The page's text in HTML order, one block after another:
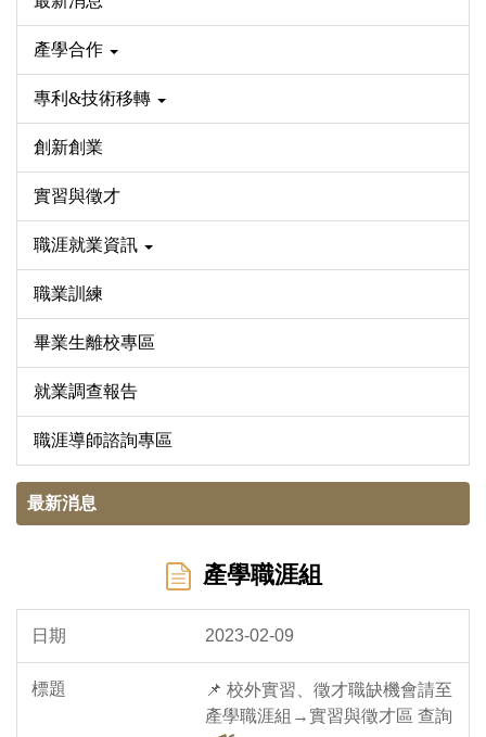
產學合作
專利&技術移轉
創新創業
實習與徵才
職涯就業資訊
職業訓練
畢業生離校專區
就業調查報告
職涯導師諮詢專區
最新消息
產學職涯組
2023-02-09
📌 校外實習、徵才職缺機會請至
產學職涯組→實習與徵才區 查詢